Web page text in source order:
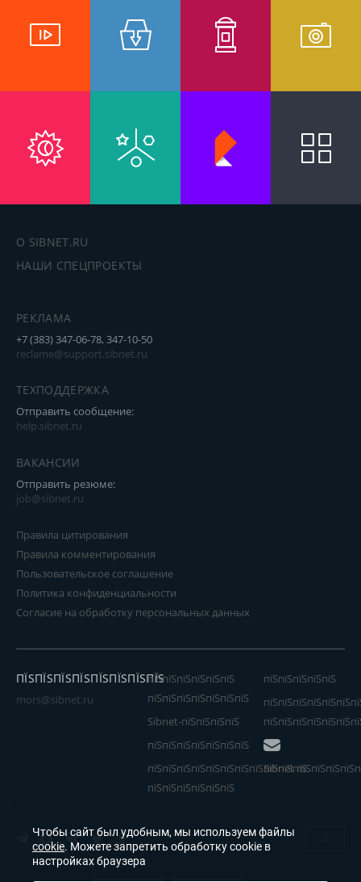
О SIBNET.RU
НАШИ СПЕЦПРОЕКТЫ
РЕКЛАМА
+7 (383) 347-06-78, 347-10-50
reclame@support.sibnet.ru
ТЕХПОДДЕРЖКА
Отправить сообщение:
help.sibnet.ru
ВАКАНСИИ
Отправить резюме:
job@sibnet.ru
Правила цитирования
Правила комментирования
Пользовательское соглашение
Политика конфиденциальности
Согласие на обработку персональных данных
ПЇЅПЇЅПЇЅПЇЅПЇЅПЇЅПЇЅПЇЅ
mors@sibnet.ru
пїЅпїЅпїЅпїЅпїЅпїЅ
пїЅпїЅпїЅпїЅпїЅпїЅпїЅ
Sibnet-пїЅпїЅпїЅпїЅ
пїЅпїЅпїЅпїЅпїЅ
пїЅпїЅпїЅпїЅпїЅпїЅпїЅ
пїЅпїЅпїЅпїЅпїЅпїЅпїЅпїЅпїЅпїЅпїЅ
пїЅпїЅпїЅпїЅпїЅпїЅ
Sibnet
Чтобы сайт был удобным, мы используем файлы
cookie. Можете запретить обработку cookie в
настройках браузера